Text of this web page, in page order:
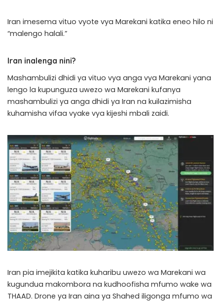
Iran imesema vituo vyote vya Marekani katika eneo hilo ni
“malengo halali.”
Iran inalenga nini?
Mashambulizi dhidi ya vituo vya anga vya Marekani yana
lengo la kupunguza uwezo wa Marekani kufanya
mashambulizi ya anga dhidi ya Iran na kuilazimisha
kuhamisha vifaa vyake vya kijeshi mbali zaidi.
Iran pia imejikita katika kuharibu uwezo wa Marekani wa
kugundua makombora na kudhoofisha mfumo wake wa
THAAD. Drone ya Iran aina ya Shahed iligonga mfumo wa